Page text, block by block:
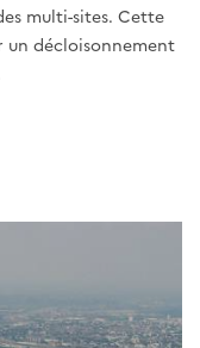
multi-sites. Cette
un décloisonnement